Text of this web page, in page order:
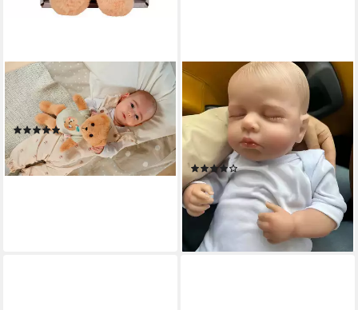
BABY BORN
Kuscheltier BABY born for
babies, Teddy 26 cm
(5)
ab 10,99 €
lieferbar - in 2-3 Werktagen bei dir
ATHLIX
Babypuppe Realistische Baby
Puppe wie echt 50cm
Spielzeug Geschenk (1-tlg),
für Kinder ab 3 Jahren, aus
Vinyl
(5)
54,99 € UVP67,99 €
-19%
lieferbar - in 9-11 Werktagen bei